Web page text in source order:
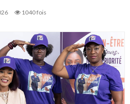
1040 fois